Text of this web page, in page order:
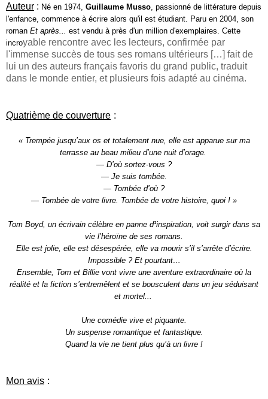
Auteur : Né en 1974, Guillaume Musso , passionné de littérature depuis
l'enfance, commence à écrire alors qu'il est étudiant. Paru en 2004, son
roman Et après...
est vendu à près d'un million d'exemplaires. Cette
incroyable rencontre avec les lecteurs, confirmée par
l'immense succès de tous ses romans ultérieurs […] fait de
lui un des auteurs français favoris du grand public, traduit
dans le monde entier, et plusieurs fois adapté au cinéma.
Quatrième de couverture :
« Trempée jusqu’aux os et totalement nue, elle est apparue sur ma
terrasse au beau milieu d’une nuit d’orage.
— D’où sortez-vous ?
— Je suis tombée.
— Tombée d’où ?
— Tombée de votre livre. Tombée de votre histoire, quoi ! »
Tom Boyd, un écrivain célèbre en panne d¹inspiration, voit surgir dans sa
vie l’héroïne de ses romans.
Elle est jolie, elle est désespérée, elle va mourir s’il s’arrête d’écrire.
Impossible ? Et pourtant…
Ensemble, Tom et Billie vont vivre une aventure extraordinaire où la
réalité et la fiction s’entremêlent et se bousculent dans un jeu séduisant
et mortel...
Une comédie vive et piquante.
Un suspense romantique et fantastique.
Quand la vie ne tient plus qu’à un livre !
Mon avis :